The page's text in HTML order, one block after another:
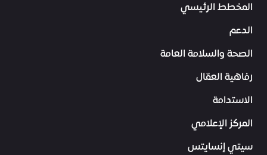
المخطط الرئيسي
الدعم
الصحة والسلامة العامة
رفاهية العمّال
الاستدامة
المركز الإعلامي
سيتي إنسايتس